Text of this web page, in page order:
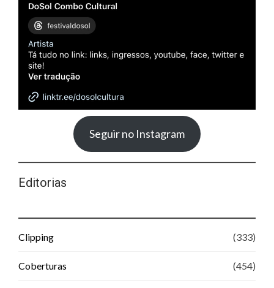
Seguir no Instagram
Editorias
Clipping (333)
Coberturas (454)